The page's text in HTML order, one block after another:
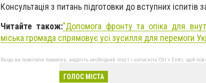
Консультація з питань підготовки до вступних
Читайте також:"Допомога фронту та опіка для
міська громада спрямовує усі зусилля для перемоги
Якщо ви помітили помилку, виділіть необхідний текст і натисніть Ctrl + Enter, щоб
ГОЛОС МІСТА